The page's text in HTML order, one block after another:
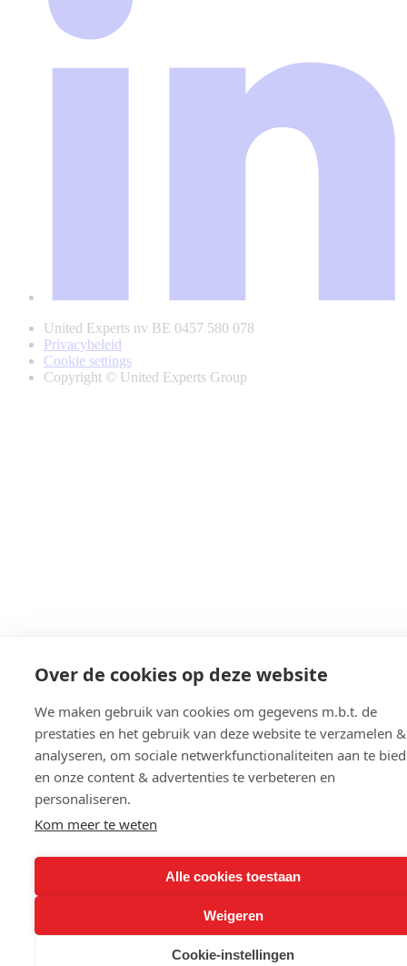
United Experts nv BE 0457 580 078
Privacybeleid
Cookie settings
Copyright © United Experts Group
Over de cookies op deze website
We maken gebruik van cookies om gegevens m.b.t. de
prestaties en het gebruik van deze website te verzamelen &
analyseren, om sociale netwerkfunctionaliteiten aan te
en onze content & advertenties te verbeteren en
personaliseren.
Kom meer te weten
Alle cookies toestaan
Weigeren
Cookie-instellingen